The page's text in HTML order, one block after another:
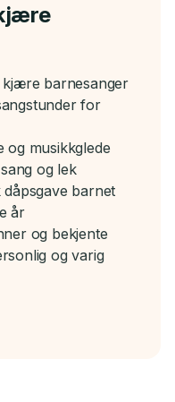
kjære barnesanger
for
og musikkglede
og lek
barnet
år
og bekjente
og varig